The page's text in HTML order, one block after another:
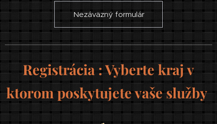
Nezáväzný formulár
Registrácia : Vyberte kraj v
ktorom poskytujete vaše služby